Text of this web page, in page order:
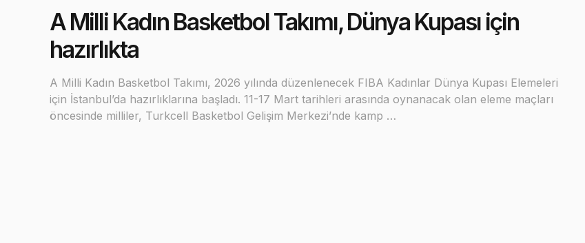
A Milli Kadın Basketbol Takımı, Dünya Kupası için
hazırlıkta
A Milli Kadın Basketbol Takımı, 2026 yılında düzenlenecek FIBA Kadınlar Dünya Kupası Elemeleri
için İstanbul’da hazırlıklarına başladı. 11-17 Mart tarihleri arasında oynanacak olan eleme maçları
öncesinde milliler, Turkcell Basketbol Gelişim Merkezi’nde kamp …